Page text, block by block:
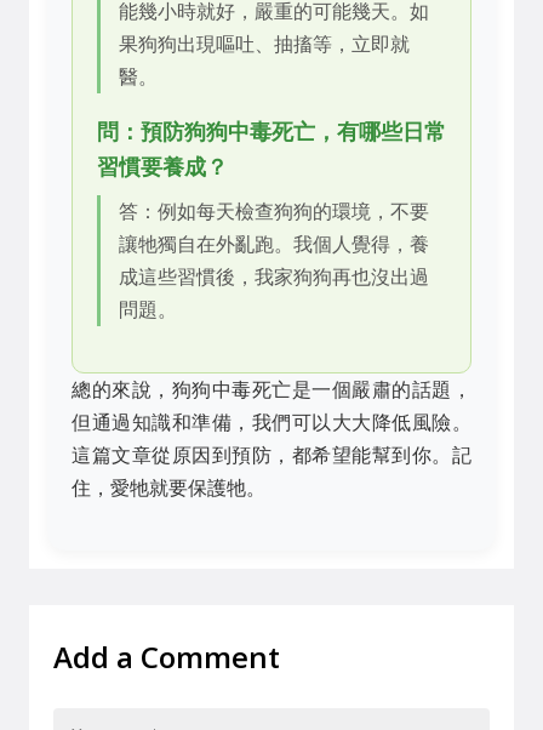
能幾小時就好，嚴重的可能幾天。如
果狗狗出現嘔吐、抽搐等，立即就
醫。
問：預防狗狗中毒死亡，有哪些日常
習慣要養成？
答：例如每天檢查狗狗的環境，不要
讓牠獨自在外亂跑。我個人覺得，養
成這些習慣後，我家狗狗再也沒出過
問題。
總的來說，狗狗中毒死亡是一個嚴肅的話題，
但通過知識和準備，我們可以大大降低風險。
這篇文章從原因到預防，都希望能幫到你。記
住，愛牠就要保護牠。
Add a Comment